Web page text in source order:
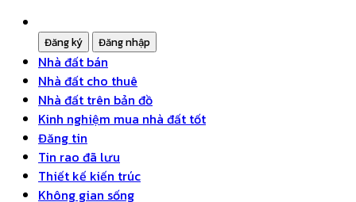
Nhà đất bán
Nhà đất cho thuê
Nhà đất trên bản đồ
Kinh nghiệm mua nhà đất tốt
Đăng tin
Tin rao đã lưu
Thiết kế kiến trúc
Không gian sống